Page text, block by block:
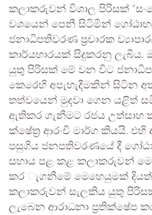
කලාකරුවන් විශාල පිරිසක්
වශයෙන් පෙනී සිටිමින්
ජනාධිපතිවරණ ප්‍රචාරක
කාර්යභාරයක් සිදුකරනු
යුතු පිරිසක් මේ වන විට
කෙරෙහි අපැහැදීමකින් සිටින
තත්වයෙන් මුදවා ගෙන යළිත්
ඇතිකර ගැනීමට රජය උත්සාහ
ක්ෂේත්‍ර ආරංචි මාර්ග කියයි.
පසුගිය ජනපතිවරණයේ දී
සහාය පළ කළ කලාකරුවන්
කර ැගනීමේ මෙහෙයුමක්
කලාකරුවන් සැලකිය යුතු
ලැබෙන ආරාධනා ප්‍රතික්ෂේප